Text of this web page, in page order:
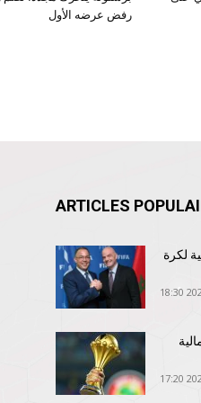
رفض عرضه الأول
ARTICLES
لكرة